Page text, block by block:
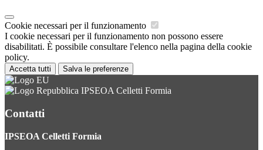
Cookie necessari per il funzionamento
I cookie necessari per il funzionamento non possono essere
disabilitati. È possibile consultare l'elenco nella pagina della cookie
policy.
Accetta tutti Salva le preferenze
IPSEOA Celletti Formia
Contatti
IPSEOA Celletti Formia